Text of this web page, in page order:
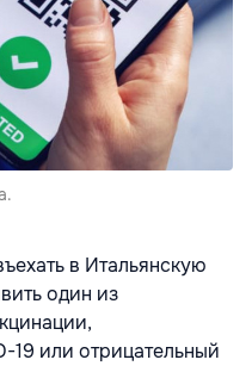
в Итальянскую
один из
19 или отрицательный